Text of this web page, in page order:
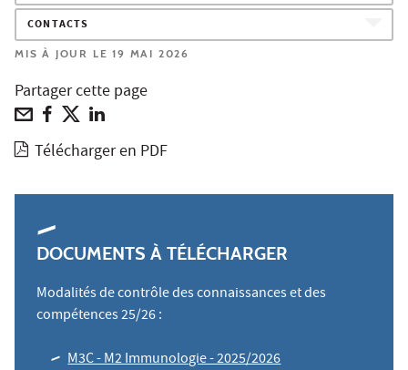
CONTACTS
MIS À JOUR LE 19 MAI 2026
Partager cette page
Télécharger en PDF
DOCUMENTS À TÉLÉCHARGER
Modalités de contrôle des connaissances et des
compétences 25/26 :
M3C - M2 Immunologie - 2025/2026